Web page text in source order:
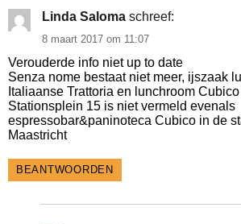
Linda Saloma schreef:
8 maart 2017 om 11:07
Verouderde info niet up to date
Senza nome bestaat niet meer, ijszaak
Italiaanse Trattoria en lunchroom
Stationsplein 15 is niet vermeld evenals
espressobar&paninoteca Cubico in de
Maastricht
BEANTWOORDEN